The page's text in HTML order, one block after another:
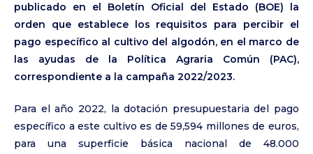
publicado en el Boletín Oficial del Estado (BOE) la
orden que establece los requisitos para percibir el
pago específico al cultivo del algodón, en el marco de
las ayudas de la Política Agraria Común (PAC),
correspondiente a la campaña 2022/2023.
Para el año 2022, la dotación presupuestaria del pago
específico a este cultivo es de 59,594 millones de euros,
para una superficie básica nacional de 48.000